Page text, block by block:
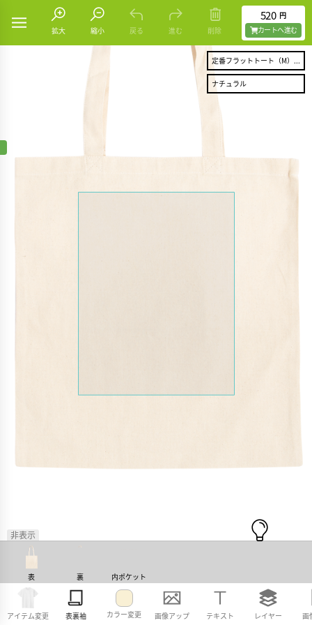
拡大 縮小 戻る 進む 削除
520 円
カートヘ進む
アイテム変更 表裏袖 カラー変更 画像アップ テキスト レイヤー 画
定番フラットトート（M）...
ナチュラル
表 裏 内ポケット
非表示